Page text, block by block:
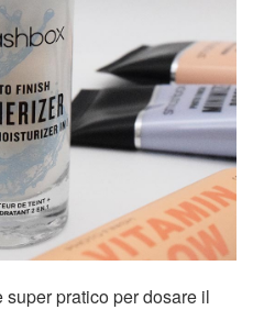
pratico per dosare il